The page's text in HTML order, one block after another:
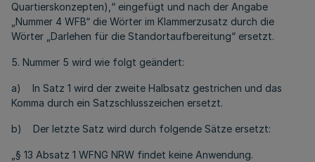
Quartierskonzepten),“ eingefügt und nach der Angabe
„Nummer 4 WFB“ die Wörter im Klammerzusatz durch die
Wörter „Darlehen für die Standortaufbereitung“ ersetzt.
5. Nummer 5 wird wie folgt geändert:
a) In Satz 1 wird der zweite Halbsatz gestrichen und das
Komma durch ein Satzschlusszeichen ersetzt.
b) Der letzte Satz wird durch folgende Sätze ersetzt:
„§ 13 Absatz 1 WFNG NRW findet keine Anwendung.